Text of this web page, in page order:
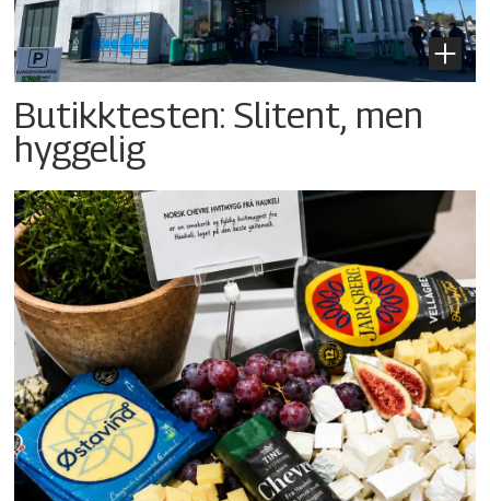
Butikktesten: Slitent, men
hyggelig